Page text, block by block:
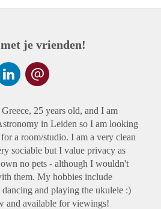
je vrienden!
25 years old, and I am
in Leiden so I am looking
a room/studio. I am a very clean
sociable but I value privacy as
no pets - although I wouldn't
them. My hobbies include
and playing the ukulele :)
and available for viewings!